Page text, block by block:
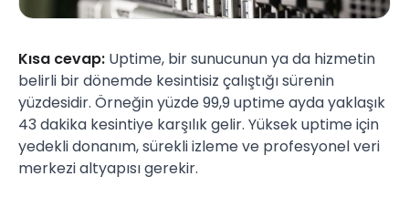
Kısa cevap: Uptime, bir sunucunun ya da hizmetin
belirli bir dönemde kesintisiz çalıştığı sürenin
yüzdesidir. Örneğin yüzde 99,9 uptime ayda yaklaşık
43 dakika kesintiye karşılık gelir. Yüksek uptime için
yedekli donanım, sürekli izleme ve profesyonel veri
merkezi altyapısı gerekir.